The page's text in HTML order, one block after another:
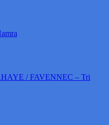
/ FAVENNEC – Tri